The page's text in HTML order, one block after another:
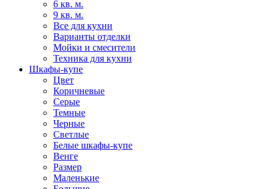
6 кв. м.
9 кв. м.
Все для кухни
Варианты отделки
Мойки и смесители
Техника для кухни
Шкафы-купе
Цвет
Коричневые
Серые
Темные
Черные
Светлые
Белые шкафы-купе
Венге
Размер
Маленькие